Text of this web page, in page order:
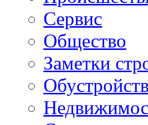
Сервис
Общество
Заметки